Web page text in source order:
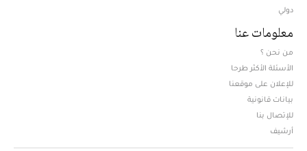
دولي
معلومات عنا
من نحن ؟
الأسئلة الأكثر طرحا
للإعلان على موقعنا
بيانات قانونية
للإتصال بنا
أرشيف